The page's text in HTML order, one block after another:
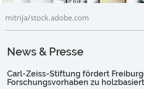
mitrija/stock.adobe.com
News & Presse
Carl-Zeiss-Stiftung fördert
Forschungsvorhaben zu